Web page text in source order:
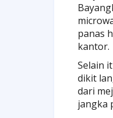
panas
kantor.
Selain
dikit
dari
jangka